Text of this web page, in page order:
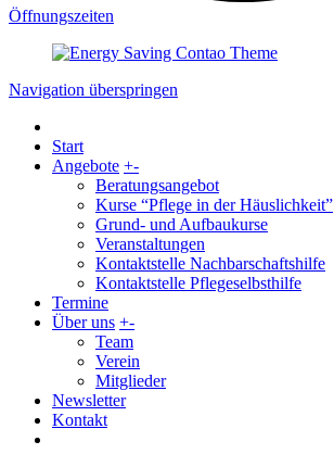
Öffnungszeiten
Navigation überspringen
Start
Angebote +-
Beratungsangebot
Kurse “Pflege in der Häuslichkeit”
Grund- und Aufbaukurse
Veranstaltungen
Kontaktstelle Nachbarschaftshilfe
Kontaktstelle Pflegeselbsthilfe
Termine
Über uns +-
Team
Verein
Mitglieder
Newsletter
Kontakt